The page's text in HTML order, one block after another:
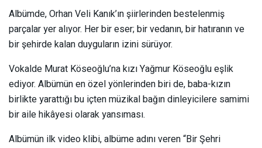
Albümde, Orhan Veli Kanık’ın şiirlerinden bestelenmiş
parçalar yer alıyor. Her bir eser; bir vedanın, bir hatıranın ve
bir şehirde kalan duyguların izini sürüyor.
Vokalde Murat Köseoğlu’na kızı Yağmur Köseoğlu eşlik
ediyor. Albümün en özel yönlerinden biri de, baba-kızın
birlikte yarattığı bu içten müzikal bağın dinleyicilere samimi
bir aile hikâyesi olarak yansıması.
Albümün ilk video klibi, albüme adını veren “Bir Şehri